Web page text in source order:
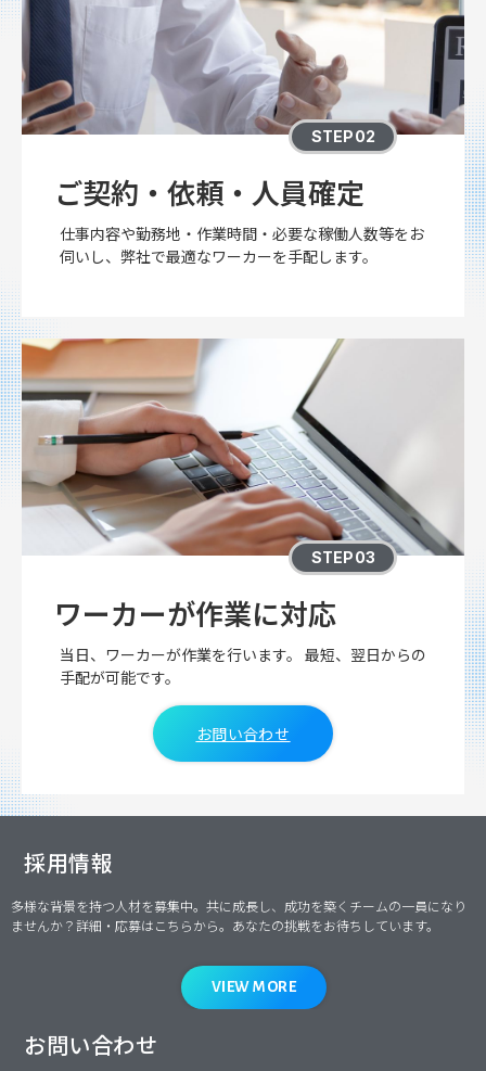
ご契約・依頼・人員確定
仕事内容や勤務地・作業時間・必要な稼働人数等をお
伺いし、弊社で最適なワーカーを手配します。
STEP02
ワーカーが作業に対応
当日、ワーカーが作業を行います。 最短、翌日からの
手配が可能です。
お問い合わせ
STEP03
採用情報
多様な背景を持つ人材を募集中。共に成長し、成功を築くチームの一員になり
ませんか？詳細・応募はこちらから。あなたの挑戦をお待ちしています。
VIEW MORE
お問い合わせ